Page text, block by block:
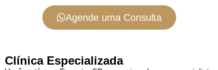
Agende uma Consulta
Clínica Especializada